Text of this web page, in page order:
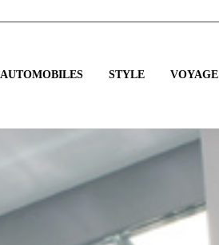
AUTOMOBILES STYLE VOYAGE